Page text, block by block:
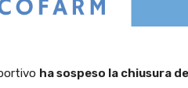
ha sospeso la chiusura